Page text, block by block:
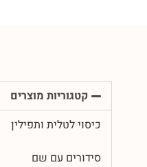
קטגוריות מוצרים
כיסוי לטלית ותפילין
סידורים עם שם